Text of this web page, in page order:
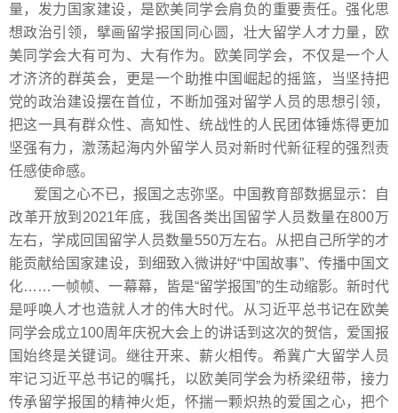
量，发力国家建设，是欧美同学会肩负的重要责任。强化思
想政治引领，擘画留学报国同心圆，壮大留学人才力量，欧
美同学会大有可为、大有作为。欧美同学会，不仅是一个人
才济济的群英会，更是一个助推中国崛起的摇篮，当坚持把
党的政治建设摆在首位，不断加强对留学人员的思想引领，
把这一具有群众性、高知性、统战性的人民团体锤炼得更加
坚强有力，激荡起海内外留学人员对新时代新征程的强烈责
任感使命感。
爱国之心不已，报国之志弥坚。中国教育部数据显示：自
改革开放到2021年底，我国各类出国留学人员数量在800万
左右，学成回国留学人员数量550万左右。从把自己所学的才
能贡献给国家建设，到细致入微讲好“中国故事”、传播中国文
化……一帧帧、一幕幕，皆是“留学报国”的生动缩影。新时代
是呼唤人才也造就人才的伟大时代。从习近平总书记在欧美
同学会成立100周年庆祝大会上的讲话到这次的贺信，爱国报
国始终是关键词。继往开来、薪火相传。希冀广大留学人员
牢记习近平总书记的嘱托，以欧美同学会为桥梁纽带，接力
传承留学报国的精神火炬，怀揣一颗炽热的爱国之心，把个